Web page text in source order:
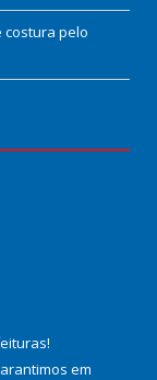
costura pelo
!
em